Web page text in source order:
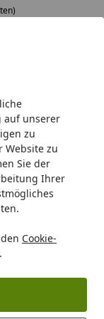
auf unserer
zu
Website zu
Sie der
Ihrer
Cookie-
um
Der
ausführlicher
zum Saunaofen
and Play-